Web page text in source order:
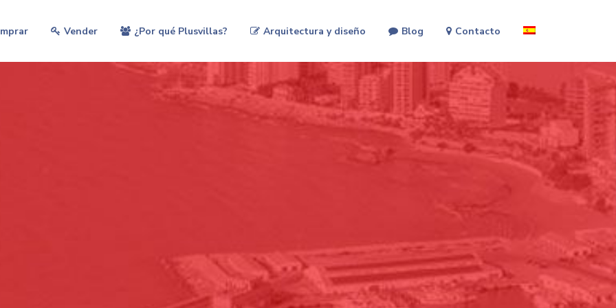
Vender ¿Por qué Plusvillas? Arquitectura y diseño Blog Contacto